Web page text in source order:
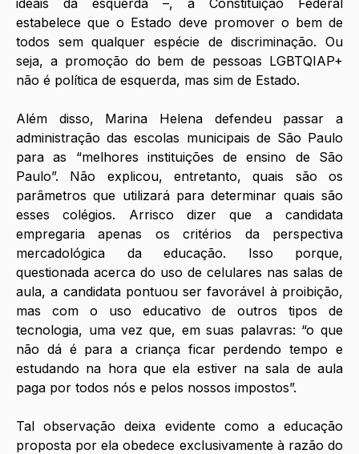
estabelece que o Estado deve promover o bem de
todos sem qualquer espécie de discriminação. Ou
seja, a promoção do bem de pessoas LGBTQIAP+
não é política de esquerda, mas sim de Estado.
Além disso, Marina Helena defendeu passar a
administração das escolas municipais de São Paulo
para as “melhores instituições de ensino de São
Paulo”. Não explicou, entretanto, quais são os
parâmetros que utilizará para determinar quais são
esses colégios. Arrisco dizer que a candidata
empregaria apenas os critérios da perspectiva
mercadológica da educação. Isso porque,
questionada acerca do uso de celulares nas salas de
aula, a candidata pontuou ser favorável à proibição,
mas com o uso educativo de outros tipos de
tecnologia, uma vez que, em suas palavras: “o que
não dá é para a criança ficar perdendo tempo e
estudando na hora que ela estiver na sala de aula
paga por todos nós e pelos nossos impostos”.
Tal observação deixa evidente como a educação
proposta por ela obedece exclusivamente à razão do